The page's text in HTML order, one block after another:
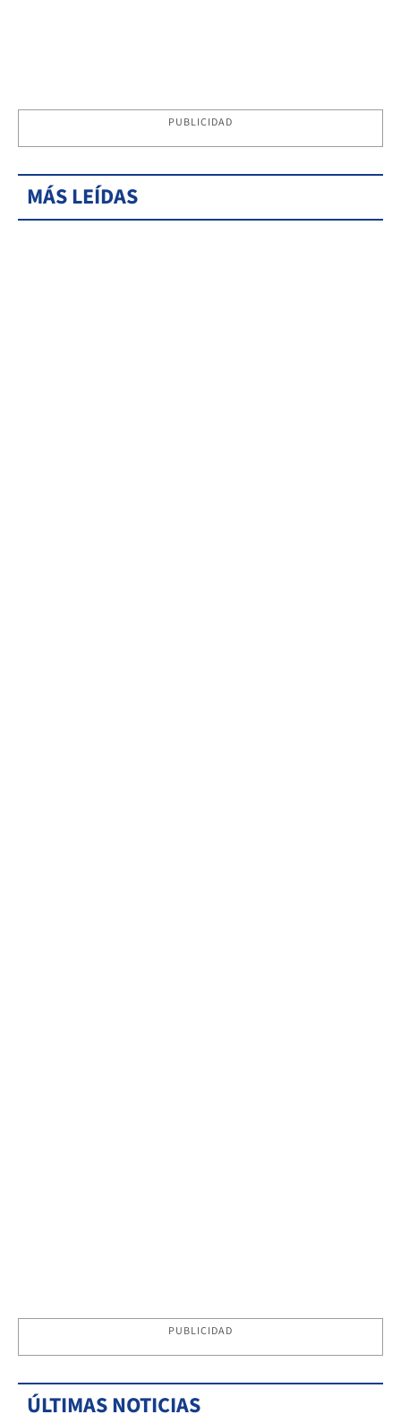
PUBLICIDAD
MÁS LEÍDAS
PUBLICIDAD
ÚLTIMAS NOTICIAS